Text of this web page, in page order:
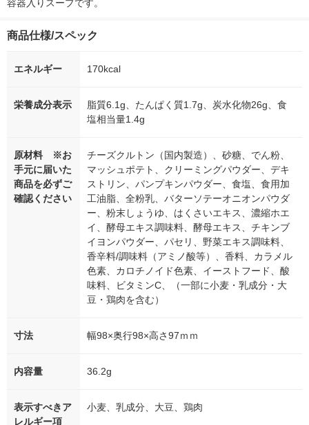
容器入りスープです。
商品仕様/スペック
エネルギー 170kcal
栄養成分表示
脂質6.1g、たんぱく質1.7g、炭水化物26g、食
塩相当量1.4g
原材料 ※お
手元に届いた
商品を必ずご
確認ください
チーズクルトン（国内製造）、砂糖、でん粉、
マッシュポテト、クリーミングパウダー、デキ
ストリン、パンプキンパウダー、食塩、食用加
工油脂、全粉乳、バターソテーオニオンパウダ
ー、粉末しょうゆ、はくさいエキス、濃縮ホエ
イ、酵母エキス調味料、酵母エキス、チキンブ
イヨンパウダー、パセリ、野菜エキス調味料、
香辛料/調味料（アミノ酸等）、香料、カラメル
色素、カロチノイド色素、イーストフード、酸
味料、ビタミンC、（一部に小麦・乳成分・大
豆・鶏肉を含む）
寸法 幅98×奥行98×高さ97ｍｍ
内容量 36.2g
表示すべきア
レルギー項
小麦、乳成分、大豆、鶏肉